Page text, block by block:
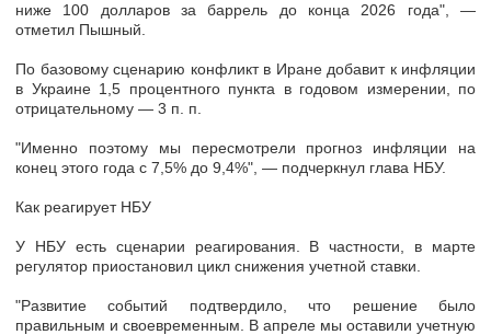
ниже 100 долларов за баррель до конца 2026 года", —
отметил Пышный.
По базовому сценарию конфликт в Иране добавит к инфляции
в Украине 1,5 процентного пункта в годовом измерении, по
отрицательному — 3 п. п.
"Именно поэтому мы пересмотрели прогноз инфляции на
конец этого года с 7,5% до 9,4%", — подчеркнул глава НБУ.
Как реагирует НБУ
У НБУ есть сценарии реагирования. В частности, в марте
регулятор приостановил цикл снижения учетной ставки.
"Развитие событий подтвердило, что решение было
правильным и своевременным. В апреле мы оставили учетную